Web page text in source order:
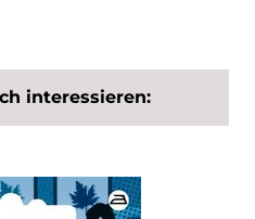
interessieren: